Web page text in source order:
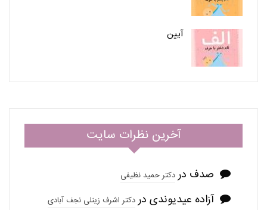
آیین
آخرین نظرات سایت
صدف دردکتر حمید نظیفی
آزاده عیدیوندی دردکتر اشرف زینلی نجف آبادی